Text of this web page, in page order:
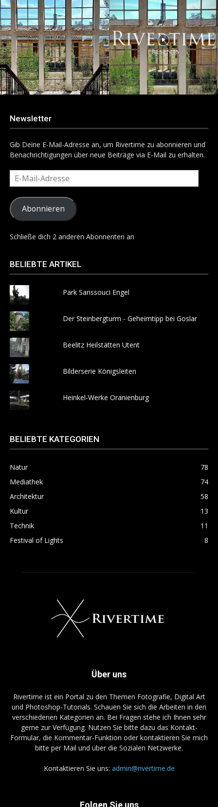
Newsletter
Gib Deine E-Mail-Adresse an, um Rivertime zu abonnieren und
Benachrichtigungen über neue Beiträge via E-Mail zu erhalten.
E-
Mail-
Adresse
Abonnieren
Schließe dich 2 anderen Abonnenten an
BELIEBTE ARTIKEL
Park Sanssouci Engel
Der Steinbergturm - Geheimtipp bei Goslar
Beelitz Heilstätten Utent
Bilderserie Königsleiten
Heinkel-Werke Oranienburg
BELIEBTE KATEGORIEN
Natur
78
Mediathek
74
Architektur
58
Kultur
13
Technik
11
Festival of Lights
8
Über uns
Rivertime ist ein Portal zu den Themen Fotografie, Digital Art
und Photoshop-Tutorials. Schauen Sie sich die Arbeiten in den
verschiedenen Kategorien an. Bei Fragen stehe ich Ihnen sehr
gerne zur Verfügung. Nutzen Sie bitte dazu das Kontakt-
Formular, die Kommentar-Funktion oder kontaktieren Sie mich
bitte per Mail und über die Sozialen Netzwerke.
Kontaktieren Sie uns: admin@rivertime.de
Folgen Sie uns